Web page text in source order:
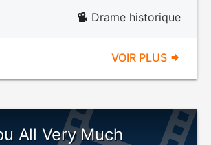
Drame historique
VOIR PLUS
All Very Much